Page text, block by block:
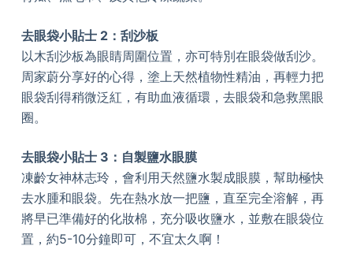
去眼袋小貼士 2：刮沙板
以木刮沙板為眼睛周圍位置，亦可特別在眼袋做刮沙。
周家蔚分享好的心得，塗上天然植物性精油，再輕力把
眼袋刮得稍微泛紅，有助血液循環，去眼袋和急救黑眼
圈。
去眼袋小貼士 3：自製鹽水眼膜
凍齡女神林志玲，會利用天然鹽水製成眼膜，幫助極快
去水腫和眼袋。先在熱水放一把鹽，直至完全溶解，再
將早已準備好的化妝棉，充分吸收鹽水，並敷在眼袋位
置，約5-10分鐘即可，不宜太久啊！